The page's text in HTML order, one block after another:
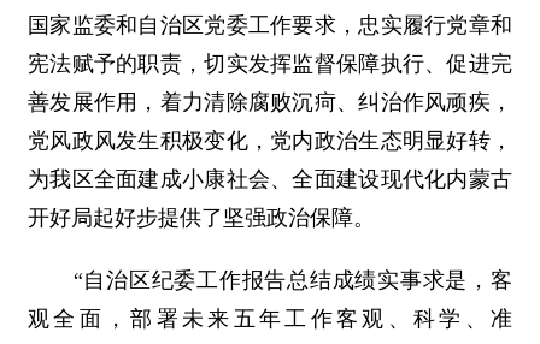
国家监委和自治区党委工作要求，忠实履行党章和
宪法赋予的职责，切实发挥监督保障执行、促进完
善发展作用，着力清除腐败沉疴、纠治作风顽疾，
党风政风发生积极变化，党内政治生态明显好转，
为我区全面建成小康社会、全面建设现代化内蒙古
开好局起好步提供了坚强政治保障。
“自治区纪委工作报告总结成绩实事求是，客
观全面，部署未来五年工作客观、科学、准